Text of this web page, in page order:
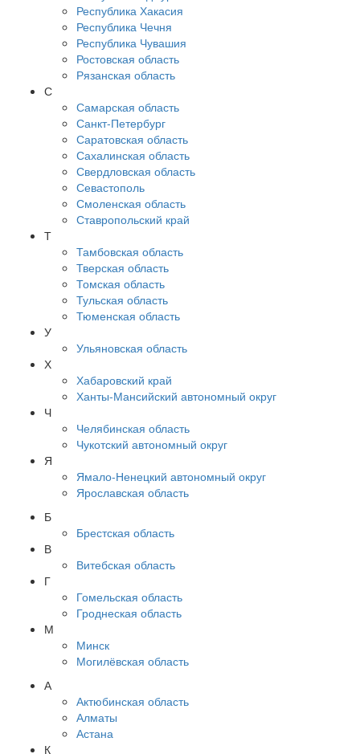
Республика Хакасия
Республика Чечня
Республика Чувашия
Ростовская область
Рязанская область
С
Самарская область
Санкт-Петербург
Саратовская область
Сахалинская область
Свердловская область
Севастополь
Смоленская область
Ставропольский край
Т
Тамбовская область
Тверская область
Томская область
Тульская область
Тюменская область
У
Ульяновская область
Х
Хабаровский край
Ханты-Мансийский автономный округ
Ч
Челябинская область
Чукотский автономный округ
Я
Ямало-Ненецкий автономный округ
Ярославская область
Б
Брестская область
В
Витебская область
Г
Гомельская область
Гроднеская область
М
Минск
Могилёвская область
А
Актюбинская область
Алматы
Астана
К